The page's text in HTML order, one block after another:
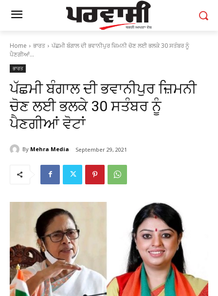
Home ਭਾਰਤ
ਪੱਛਮੀ ਬੰਗਾਲ ਦੀ ਭਵਾਨੀਪੁਰ ਜ਼ਿਮਨੀ ਚੋਣ ਲਈ ਭਲਕੇ 30 ਸਤੰਬਰ ਨੂੰ
ਪੈਣਗੀਆਂ...
ਭਾਰਤ
ਪੱਛਮੀ ਬੰਗਾਲ ਦੀ ਭਵਾਨੀਪੁਰ ਜ਼ਿਮਨੀ
ਚੋਣ ਲਈ ਭਲਕੇ 30 ਸਤੰਬਰ ਨੂੰ
ਪੈਣਗੀਆਂ ਵੋਟਾਂ
By Mehra Media September 29, 2021